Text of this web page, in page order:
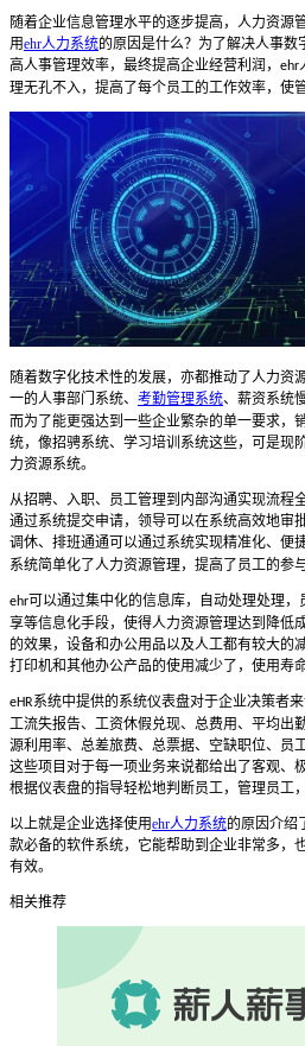
随着企业信息管理水平的逐步提高，人力资源
用ehr人力系统的原因是什么？为了解决人事
高人事管理效率，最终提高企业经营利润， ehr
理无孔不入，提高了每个员工的工作效率，使
随着数字化技术性的发展，亦都推动了人力资
一的人事部门系统、 考勤管理系统、薪资系统
而为了能更强达到一些企业繁杂的单一要求，
统，像招骋系统、学习培训系统这些，可是现
力资源系统。
从招聘、入职、员工管理到内部沟通实现流程
通过系统提交申请，领导可以在系统高效地审
调休、排班通通可以通过系统实现精准化、便
系统简单化了人力资源管理，提高了员工的参与
ehr可以通过集中化的信息库，自动处理处理
享等信息化手段，使得人力资源管理达到降低
的效果，设备和办公用品以及人工都有较大的
打印机和其他办公产品的使用减少了，使用寿
eHR系统中提供的系统仪表盘对于企业决策者
工流失报告、工资休假兑现、总费用、平均出
源利用率、总差旅费、总票据、空缺职位、员
这些项目对于每一项业务来说都给出了客观、
根据仪表盘的指导轻松地判断员工，管理员工
以上就是企业选择使用ehr人力系统的原因介绍
款必备的软件系统，它能帮助到企业非常多，
有效。
相关推荐